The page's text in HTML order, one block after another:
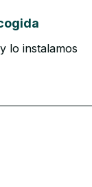
lo instalamos